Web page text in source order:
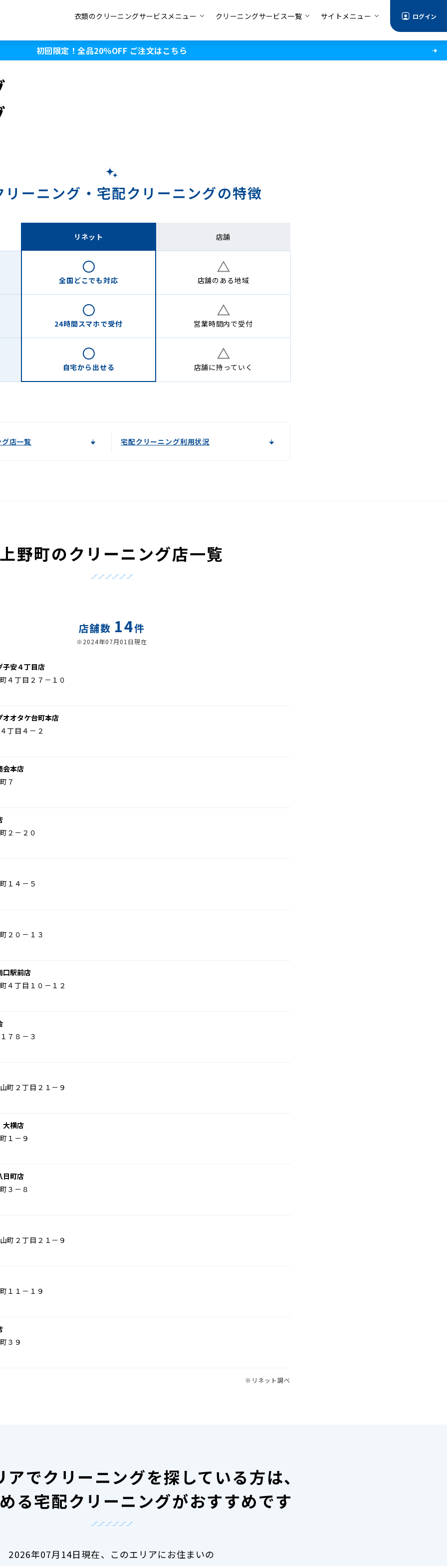
衣類のクリーニングサービスメニュー クリーニングサービス一覧 サイトメニュー ログイン
初回限定！全品20％OFF ご注文はこちら
リーニング・ 宅配クリーニングの特徴
リネット 店舗
全国どこでも対応 店舗の ある地域
24時間スマホで受付 営業時間内で受付
自宅から 出せる 店舗に持っていく
店一覧 宅配クリーニング利用状況
上野町のクリーニング店一覧
店舗数 14件
※2024年07月01日現在
子安４丁目店
４丁目２７－１０
オオタケ台町本店
丁目４－２
会本店
７
２－２０
１４－５
２０－１３
口駅前店
４丁目１０－１２
７８－３
町２丁目２１－９
横店
１－９
日町店
３－８
町２丁目２１－９
１１－１９
３９
※リネット調べ
アでクリーニングを探している方は、
る宅配クリーニングがおすすめです
2026年07月14日現在、 このエリアにお住まいの